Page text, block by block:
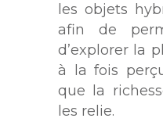
les objets
afin de
d’explorer la
à la fois
que la
les relie.